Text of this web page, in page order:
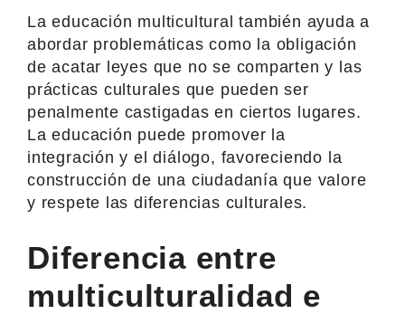
La educación multicultural también ayuda a
abordar problemáticas como la obligación
de acatar leyes que no se comparten y las
prácticas culturales que pueden ser
penalmente castigadas en ciertos lugares.
La educación puede promover la
integración y el diálogo, favoreciendo la
construcción de una ciudadanía que valore
y respete las diferencias culturales.
Diferencia entre
multiculturalidad e